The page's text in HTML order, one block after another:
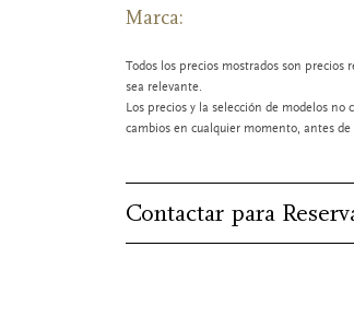
Marca:
Todos los precios mostrados son precios
sea relevante.
Los precios y la selección de modelos
cambios en cualquier momento, antes
Contactar para